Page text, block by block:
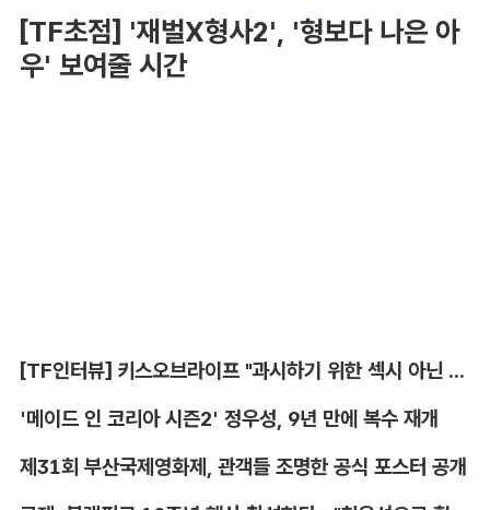
[TF초점] '재벌X형사2', '형보다 나은 아
우' 보여줄 시간
[TF인터뷰] 키스오브라이프 "과시하기 위한 섹시 아닌 당당함"
'메이드 인 코리아 시즌2' 정우성, 9년 만에 복수 재개
제31회 부산국제영화제, 관객들 조명한 공식 포스터 공개